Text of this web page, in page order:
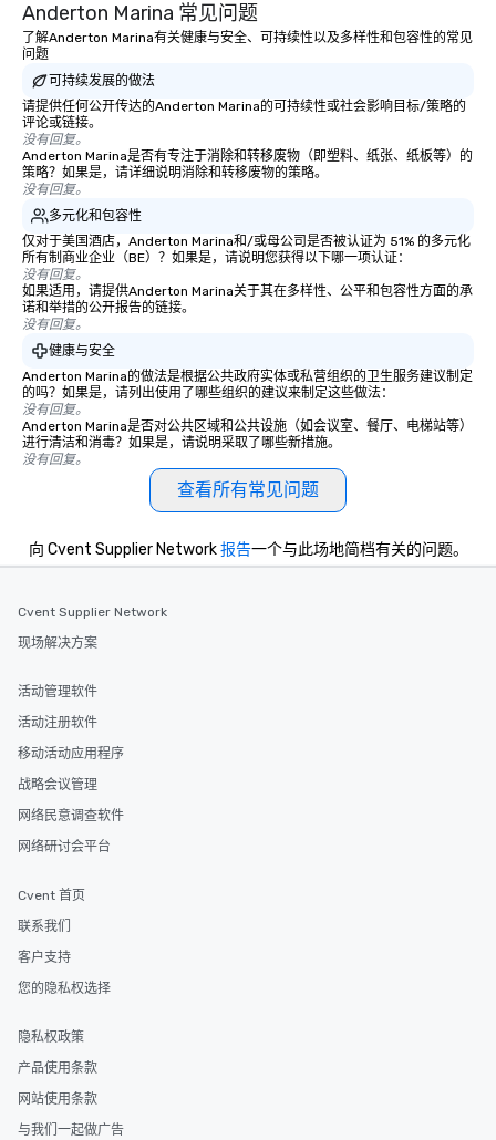
Anderton Marina 常见问题
了解Anderton Marina有关健康与安全、可持续性以及多样性和包容性的常见
问题
可持续发展的做法
请提供任何公开传达的Anderton Marina的可持续性或社会影响目标/策略的
评论或链接。
没有回复。
Anderton Marina是否有专注于消除和转移废物（即塑料、纸张、纸板等）的
策略？如果是，请详细说明消除和转移废物的策略。
没有回复。
多元化和包容性
仅对于美国酒店，Anderton Marina和/或母公司是否被认证为 51% 的多元化
所有制商业企业（BE）？如果是，请说明您获得以下哪一项认证：
没有回复。
如果适用，请提供Anderton Marina关于其在多样性、公平和包容性方面的承
诺和举措的公开报告的链接。
没有回复。
健康与安全
Anderton Marina的做法是根据公共政府实体或私营组织的卫生服务建议制定
的吗？如果是，请列出使用了哪些组织的建议来制定这些做法：
没有回复。
Anderton Marina是否对公共区域和公共设施（如会议室、餐厅、电梯站等）
进行清洁和消毒？如果是，请说明采取了哪些新措施。
没有回复。
查看所有常见问题
向 Cvent Supplier Network报告一个与此场地简档有关的问题。
Cvent Supplier Network
现场解决方案
活动管理软件
活动注册软件
移动活动应用程序
战略会议管理
网络民意调查软件
网络研讨会平台
Cvent 首页
联系我们
客户支持
您的隐私权选择
隐私权政策
产品使用条款
网站使用条款
与我们一起做广告